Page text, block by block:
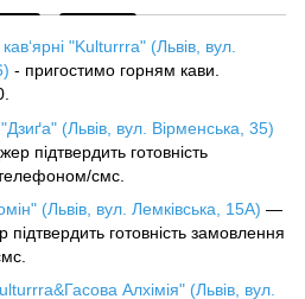
кав‘ярні "Kulturrra" (Львів, вул.
- пригостимо горням кави.
(Львів, вул. Вірменська, 35)
підтвердить готовність
смс.
(Львів, вул. Лемківська, 15А) —
підтвердить готовність замовлення
Алхімія" (Львів, вул.